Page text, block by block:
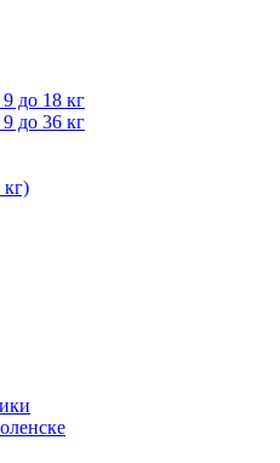
до 18 кг
до 36 кг